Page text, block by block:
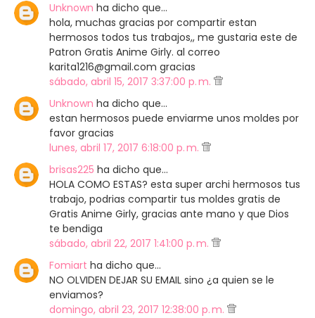
Unknown ha dicho que…
hola, muchas gracias por compartir estan
hermosos todos tus trabajos,, me gustaria este de
Patron Gratis Anime Girly. al correo
karita1216@gmail.com gracias
sábado, abril 15, 2017 3:37:00 p. m.
Unknown ha dicho que…
estan hermosos puede enviarme unos moldes por
favor gracias
lunes, abril 17, 2017 6:18:00 p. m.
brisas225 ha dicho que…
HOLA COMO ESTAS? esta super archi hermosos tus
trabajo, podrias compartir tus moldes gratis de
Gratis Anime Girly, gracias ante mano y que Dios
te bendiga
sábado, abril 22, 2017 1:41:00 p. m.
Fomiart ha dicho que…
NO OLVIDEN DEJAR SU EMAIL sino ¿a quien se le
enviamos?
domingo, abril 23, 2017 12:38:00 p. m.